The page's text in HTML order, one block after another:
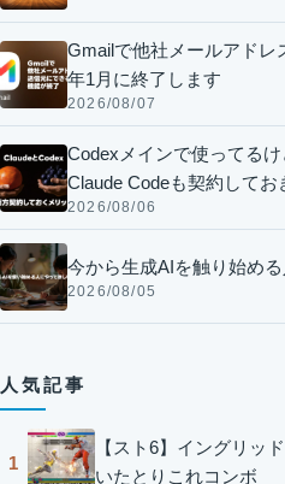
Gmailで他社メールアドレ
年1月に終了します
2026/08/07
Codexメインで使ってる
Claude Codeも契約してお
2026/08/06
今から生成AIを触り始め
2026/08/05
人気記事
1
【スト6】イングリッ
いたとりこれコンボ